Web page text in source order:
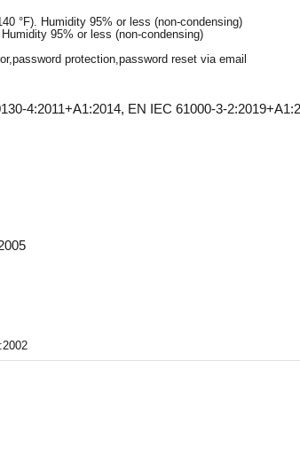
°F). Humidity 95% or less (non-condensing)
95% or less (non-condensing)
protection,password reset via email
4:2011+A1:2014, EN IEC 61000-3-